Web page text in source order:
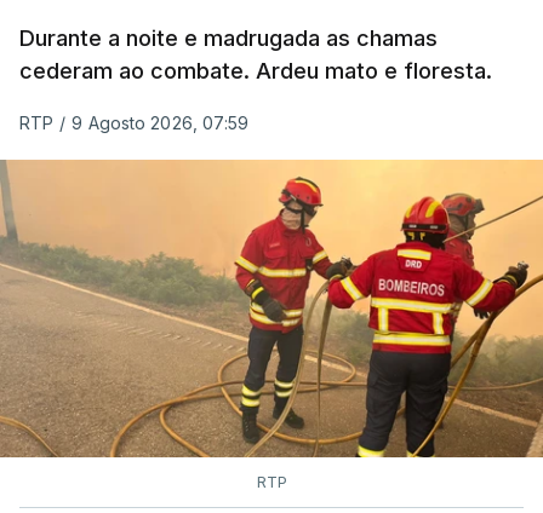
Durante a noite e madrugada as chamas
cederam ao combate. Ardeu mato e floresta.
RTP / 9 Agosto 2026, 07:59
RTP